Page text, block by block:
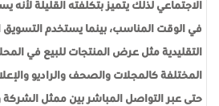
الاجتماعي لذلك يتميز بتكلفته القليلة
في الوقت المناسب، بينما يستخدم التسويق
التقليدية مثل عرض المنتجات للبيع في
المختلفة كالمجلات والصحف والراديو
حتى عبر التواصل المباشر بين ممثل الشركة